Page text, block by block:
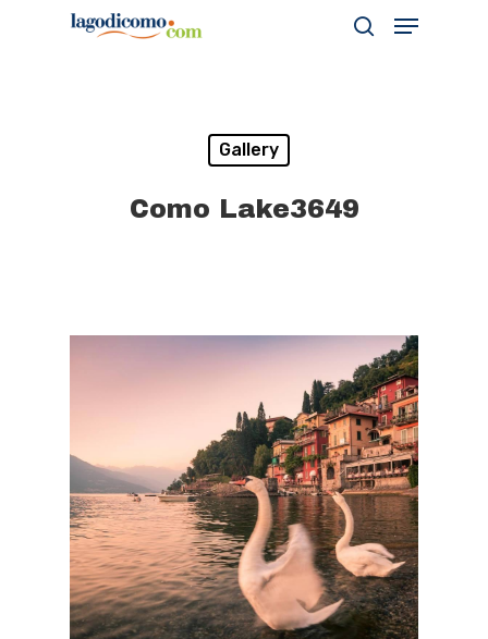
Hit enter to search or ESC to close
Gallery
Como Lake3649